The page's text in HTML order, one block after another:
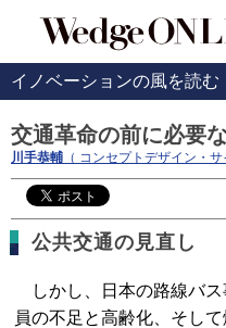
イノベーションの風を読む
交通革命の前に必要
川手恭輔 （ コンセプトデザイン・サ
公共交通の見直し
しかし、日本の路線バス
員の不足と高齢化、そし